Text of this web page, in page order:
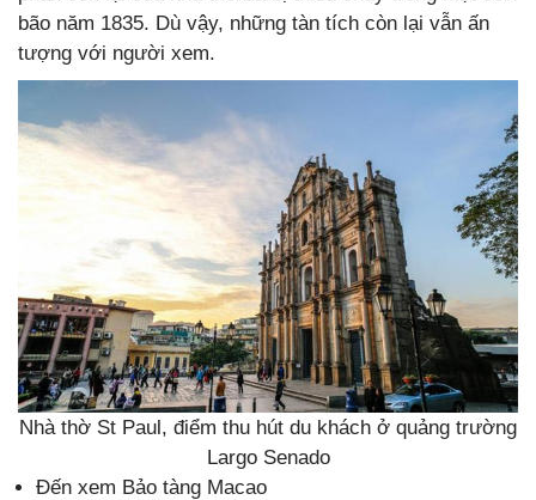
bão năm 1835. Dù vậy, những tàn tích còn lại vẫn ấn
tượng với người xem.
Nhà thờ St Paul, điểm thu hút du khách ở quảng trường
Largo Senado
Đến xem Bảo tàng Macao